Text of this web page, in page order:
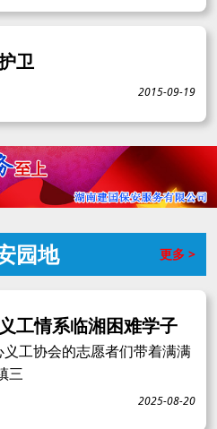
卫
2015-09-19
园地 更多 >
工情系临湘困难学子
工协会的志愿者们带着满满
三
2025-08-20